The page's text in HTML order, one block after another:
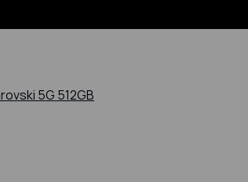
5G 512GB